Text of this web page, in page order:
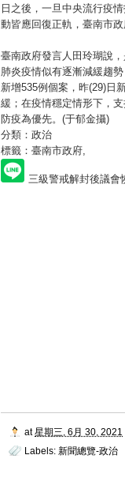
日之後，一旦中央流行疫
動皆應回復正軌，臺南市政
臺南政府發言人田玲瑚說
肺炎疫情似有逐漸減緩趨
新增535例個案，昨(29)日
緩；在疫情穩定情形下，
防疫為優先。(于郁金攝)
分類：政治
標籤：臺南市政府,
三級警戒解封後議會
at星期三, 6月 30, 2021
Labels: 新聞總覽-政治